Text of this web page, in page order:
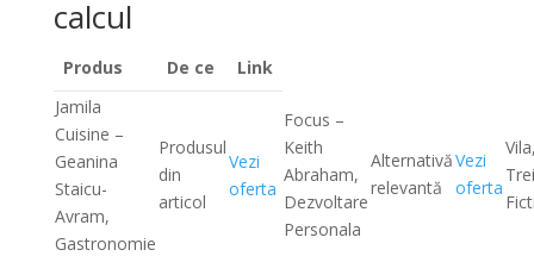
calcul
Produs De ce
Link
Jamila
Cuisine –
Geanina
Staicu-
Avram,
Gastronomie
Produsul
din
articol
Vezi
oferta
Focus –
Keith
Abraham,
Dezvoltare
Personala
Alternativă
relevantă
Vezi
oferta